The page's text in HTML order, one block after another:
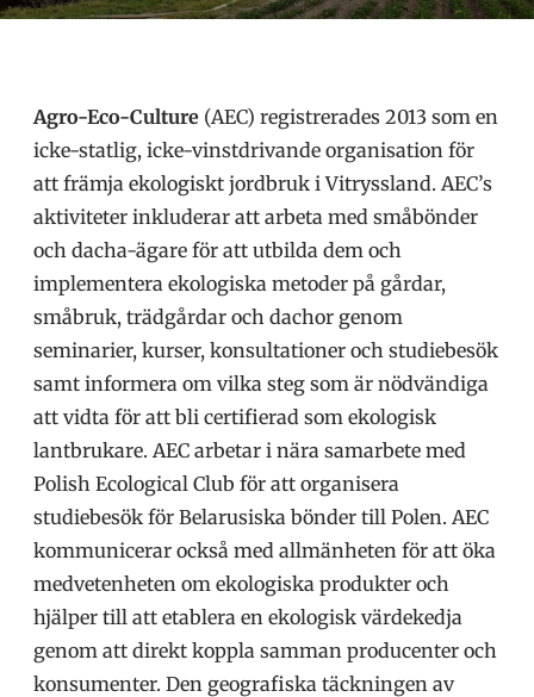
Agro-Eco-Culture (AEC) registrerades 2013 som en
icke-statlig, icke-vinstdrivande organisation för
att främja ekologiskt jordbruk i Vitryssland. AEC’s
aktiviteter inkluderar att arbeta med småbönder
och dacha-ägare för att utbilda dem och
implementera ekologiska metoder på gårdar,
småbruk, trädgårdar och dachor genom
seminarier, kurser, konsultationer och studiebesök
samt informera om vilka steg som är nödvändiga
att vidta för att bli certifierad som ekologisk
lantbrukare. AEC arbetar i nära samarbete med
Polish Ecological Club för att organisera
studiebesök för Belarusiska bönder till Polen. AEC
kommunicerar också med allmänheten för att öka
medvetenheten om ekologiska produkter och
hjälper till att etablera en ekologisk värdekedja
genom att direkt koppla samman producenter och
konsumenter. Den geografiska täckningen av